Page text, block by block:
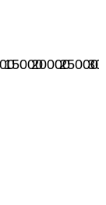
150002000025000